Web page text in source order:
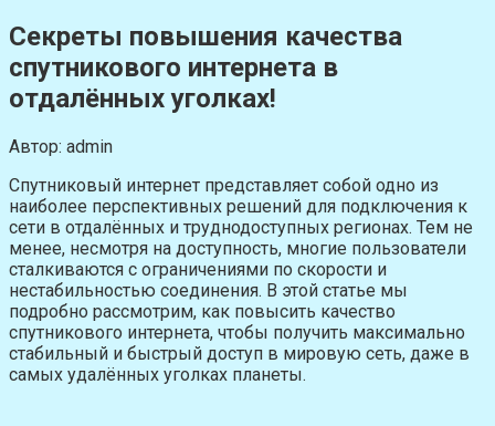
Секреты повышения качества
спутникового интернета в
отдалённых уголках!
Автор: admin
Спутниковый интернет представляет собой одно из
наиболее перспективных решений для подключения к
сети в отдалённых и труднодоступных регионах. Тем не
менее, несмотря на доступность, многие пользователи
сталкиваются с ограничениями по скорости и
нестабильностью соединения. В этой статье мы
подробно рассмотрим, как повысить качество
спутникового интернета, чтобы получить максимально
стабильный и быстрый доступ в мировую сеть, даже в
самых удалённых уголках планеты.